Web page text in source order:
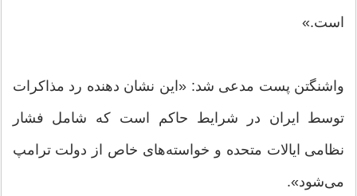
است.»
واشنگتن پست مدعی شد: «این نشان دهنده رد مذاکرات
توسط ایران در شرایط حاکم است که شامل فشار
نظامی ایالات متحده و خواسته‌های خاص از دولت ترامپ
می‌شود».